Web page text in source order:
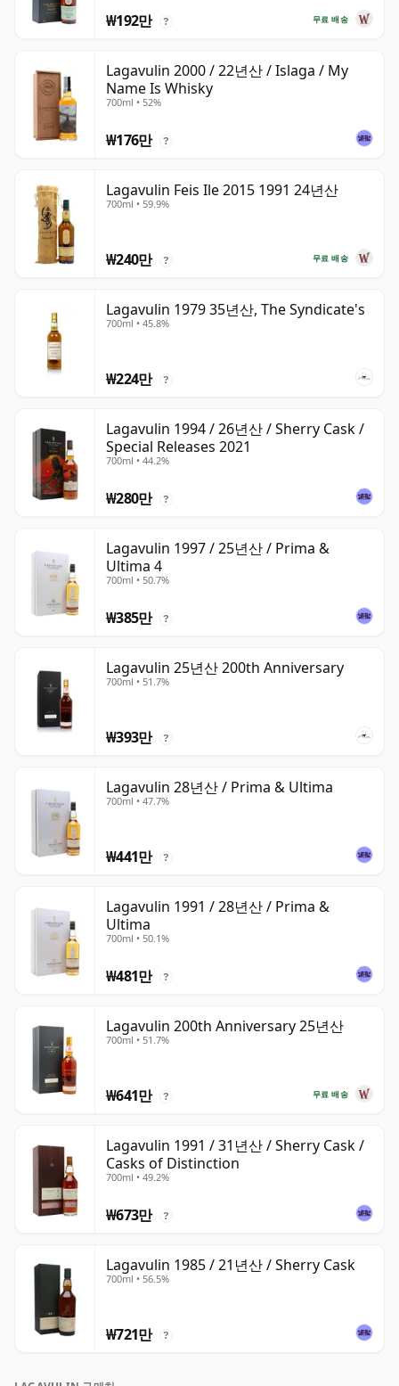
무료 배송
₩192만 ?
Lagavulin 2000 / 22년산 / Islaga / My
Name Is Whisky
700ml • 52%
₩176만 ?
Lagavulin Feis Ile 2015 1991 24년산
700ml • 59.9%
무료 배송
₩240만 ?
Lagavulin 1979 35년산, The Syndicate's
700ml • 45.8%
₩224만 ?
Lagavulin 1994 / 26년산 / Sherry Cask /
Special Releases 2021
700ml • 44.2%
₩280만 ?
Lagavulin 1997 / 25년산 / Prima &
Ultima 4
700ml • 50.7%
₩385만 ?
Lagavulin 25년산 200th Anniversary
700ml • 51.7%
₩393만 ?
Lagavulin 28년산 / Prima & Ultima
700ml • 47.7%
₩441만 ?
Lagavulin 1991 / 28년산 / Prima &
Ultima
700ml • 50.1%
₩481만 ?
Lagavulin 200th Anniversary 25년산
700ml • 51.7%
무료 배송
₩641만 ?
Lagavulin 1991 / 31년산 / Sherry Cask /
Casks of Distinction
700ml • 49.2%
₩673만 ?
Lagavulin 1985 / 21년산 / Sherry Cask
700ml • 56.5%
₩721만 ?